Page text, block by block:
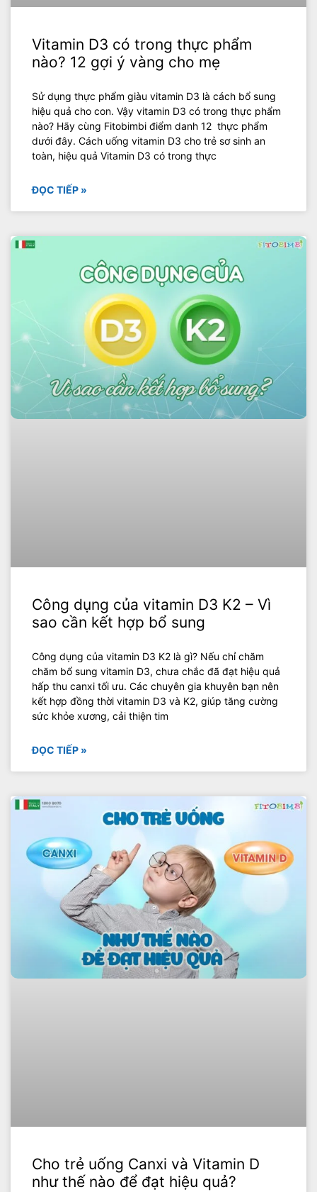
Vitamin D3 có trong thực phẩm
nào? 12 gợi ý vàng cho mẹ
Sử dụng thực phẩm giàu vitamin D3 là cách bổ sung
hiệu quả cho con. Vậy vitamin D3 có trong thực phẩm
nào? Hãy cùng Fitobimbi điểm danh 12 thực phẩm
dưới đây. Cách uống vitamin D3 cho trẻ sơ sinh an
toàn, hiệu quả Vitamin D3 có trong thực
ĐỌC TIẾP »
Công dụng của vitamin D3 K2 – Vì
sao cần kết hợp bổ sung
Công dụng của vitamin D3 K2 là gì? Nếu chỉ chăm
chăm bổ sung vitamin D3, chưa chắc đã đạt hiệu quả
hấp thu canxi tối ưu. Các chuyên gia khuyên bạn nên
kết hợp đồng thời vitamin D3 và K2, giúp tăng cường
sức khỏe xương, cải thiện tim
ĐỌC TIẾP »
Cho trẻ uống Canxi và Vitamin D
như thế nào để đạt hiệu quả?